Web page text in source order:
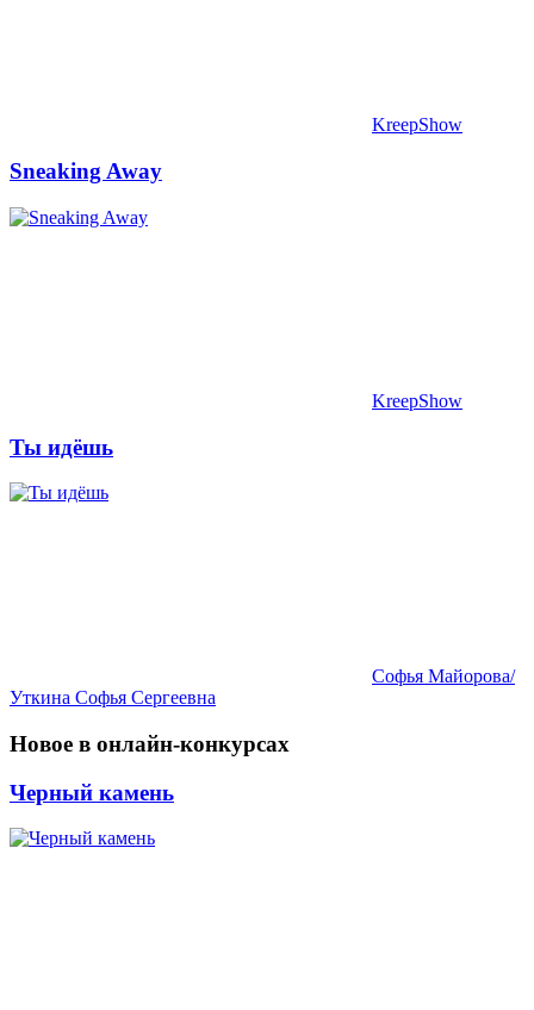
KreepShow
Sneaking Away
KreepShow
Ты идёшь
Софья Майорова/
Уткина Софья Сергеевна
Новое в онлайн-конкурсах
Черный камень